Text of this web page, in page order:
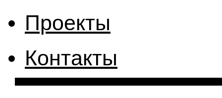
Проекты
Контакты